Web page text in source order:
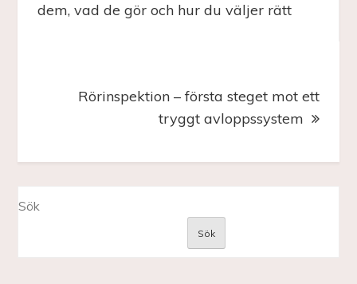
dem, vad de gör och hur du väljer rätt
Rörinspektion – första steget mot ett
tryggt avloppssystem
Sök
Sök